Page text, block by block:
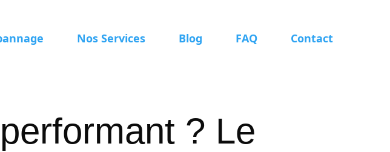
Nos Services Blog FAQ Contact
? Le